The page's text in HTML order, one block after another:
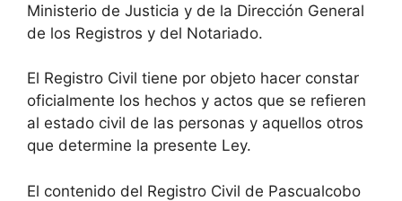
Ministerio de Justicia y de la Dirección General
de los Registros y del Notariado.
El Registro Civil tiene por objeto hacer constar
oficialmente los hechos y actos que se refieren
al estado civil de las personas y aquellos otros
que determine la presente Ley.
El contenido del Registro Civil de Pascualcobo